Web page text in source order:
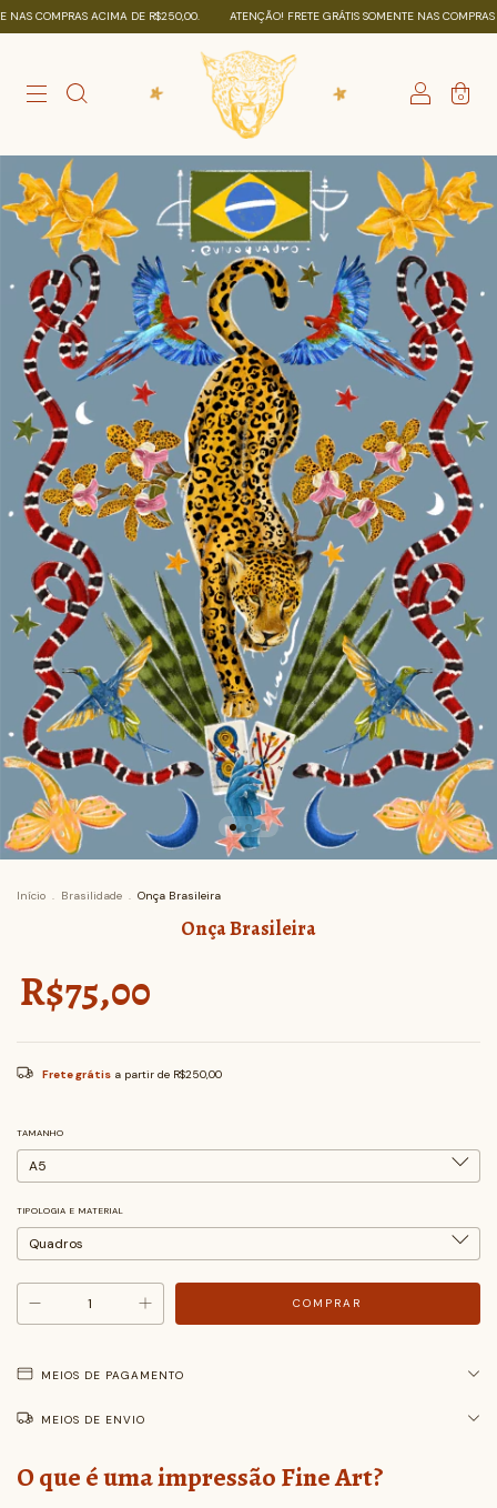
COMPRAS ACIMA DE R$250,00. ATENÇÃO! FRETE GRÁTIS SOMENTE NAS COMPRAS
0
Início Brasilidade Onça Brasileira
Onça Brasileira
R$75,00
Frete grátis a partir de R$250,00
TAMANHO
TIPOLOGIA E MATERIAL
MEIOS DE PAGAMENTO
MEIOS DE ENVIO
O que é uma impressão Fine Art?